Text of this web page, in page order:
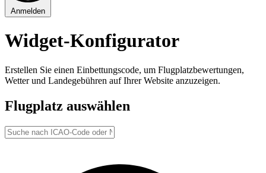
Anmelden
Widget-Konfigurator
Erstellen Sie einen Einbettungscode, um Flugplatzbewertungen,
Wetter und Landegebühren auf Ihrer Website anzuzeigen.
Flugplatz auswählen